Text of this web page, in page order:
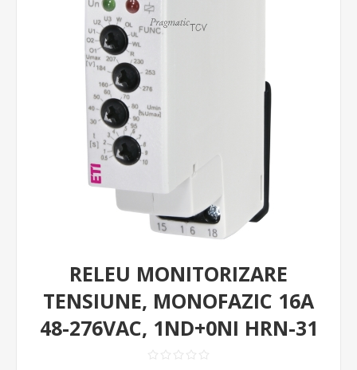
RELEU MONITORIZARE
TENSIUNE, MONOFAZIC 16A
48-276VAC, 1ND+0NI HRN-31